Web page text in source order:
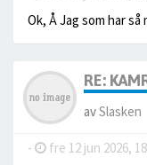
Ok, Å Jag som har
RE:
avSlasken
- fre 12 jun 2026,